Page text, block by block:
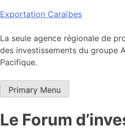
Skip
content
Exportation Caraïbes
La seule agence régionale de
des investissements du groupe
Pacifique.
Primary Menu
Le Forum